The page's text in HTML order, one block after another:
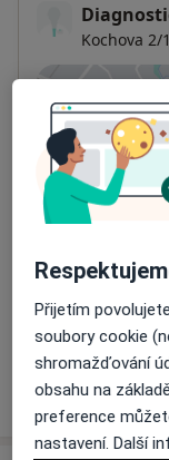
Kochova 2/
Dostupnost
Na této
Co mám v
Způsoby platby
Na teto
Detaily
Přijetím
soubory cookie
shromažďování
obsahu na
preference
nastavení. Další